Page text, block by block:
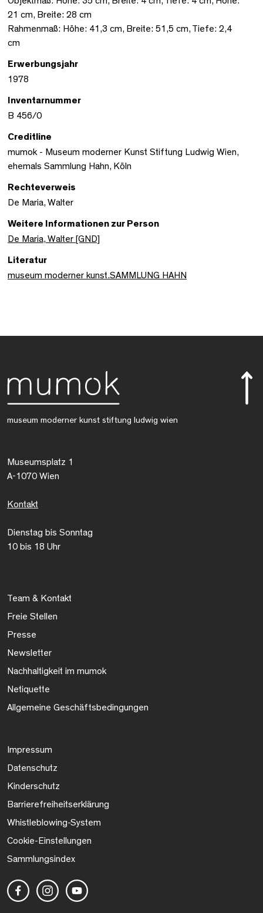
21 cm, Breite: 28 cm
Rahmenmaß: Höhe: 41,3 cm, Breite: 51,5 cm, Tiefe: 2,4
cm
Erwerbungsjahr
1978
Inventarnummer
B 456/0
Creditline
mumok - Museum moderner Kunst Stiftung Ludwig Wien,
ehemals Sammlung Hahn, Köln
Rechteverweis
De Maria, Walter
Weitere Informationen zur Person
De Maria, Walter [GND]
Literatur
museum moderner kunst.SAMMLUNG HAHN
museum moderner kunst stiftung ludwig wien
Museumsplatz 1
A-1070 Wien
Kontakt
Dienstag bis Sonntag
10 bis 18 Uhr
Team & Kontakt
Freie Stellen
Presse
Newsletter
Nachhaltigkeit im mumok
Netiquette
Allgemeine Geschäftsbedingungen
Impressum
Datenschutz
Kinderschutz
Barrierefreiheitserklärung
Whistleblowing-System
Cookie-Einstellungen
Sammlungsindex